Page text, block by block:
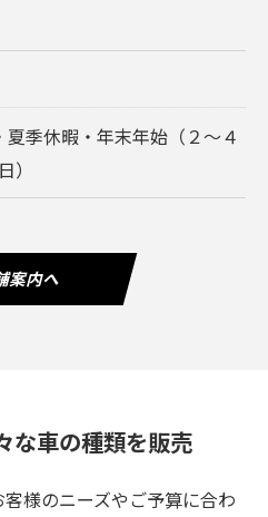
夏季休暇・年末年始（２～４
案内へ
な車の種類を販売
様のニーズやご予算に合わ